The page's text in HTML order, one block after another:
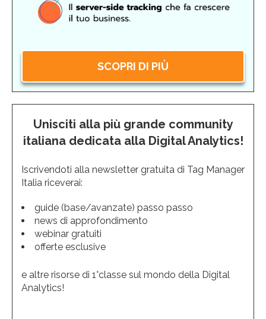
SCOPRI DI PIÙ
Unisciti alla più grande community
italiana dedicata alla Digital Analytics!
Iscrivendoti alla newsletter gratuita di Tag Manager
Italia riceverai:
guide (base/avanzate) passo passo
news di approfondimento
webinar gratuiti
offerte esclusive
e altre risorse di 1°classe sul mondo della Digital
Analytics!